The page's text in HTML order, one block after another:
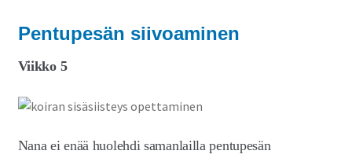
Pentupesän siivoaminen
Viikko 5
Nana ei enää huolehdi samanlailla pentupesän